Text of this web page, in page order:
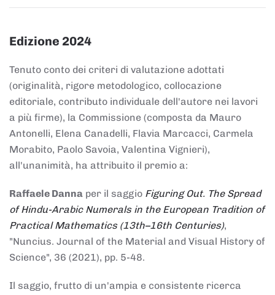
Edizione 2024
Tenuto conto dei criteri di valutazione adottati
(originalità, rigore metodologico, collocazione
editoriale, contributo individuale dell'autore nei lavori
a più firme), la Commissione (composta da Mauro
Antonelli, Elena Canadelli, Flavia Marcacci, Carmela
Morabito, Paolo Savoia, Valentina Vignieri),
all'unanimità, ha attribuito il premio a:
Raffaele Danna per il saggio Figuring Out. The Spread
of Hindu-Arabic Numerals in the European Tradition of
Practical Mathematics (13th–16th Centuries),
"Nuncius. Journal of the Material and Visual History of
Science", 36 (2021), pp. 5-48.
Il saggio, frutto di un'ampia e consistente ricerca